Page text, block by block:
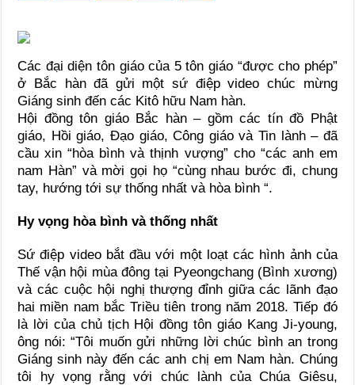
Các đại diện tôn giáo của 5 tôn giáo “được cho phép”
ở Bắc hàn đã gửi một sứ điệp video chúc mừng
Giáng sinh đến các Kitô hữu Nam hàn.
Hội đồng tôn giáo Bắc hàn – gồm các tín đồ Phật
giáo, Hồi giáo, Đạo giáo, Công giáo và Tin lành – đã
cầu xin “hòa bình và thịnh vượng” cho “các anh em
nam Hàn” và mời gọi họ “cùng nhau bước đi, chung
tay, hướng tới sự thống nhất và hòa bình “.
Hy vọng hòa bình và thống nhất
Sứ điệp video bắt đầu với một loạt các hình ảnh của
Thế vận hội mùa đông tại Pyeongchang (Bình xương)
và các cuộc hội nghị thượng đỉnh giữa các lãnh đạo
hai miền nam bắc Triều tiên trong năm 2018. Tiếp đó
là lời của chủ tịch Hội đồng tôn giáo Kang Ji-young,
ông nói: “Tôi muốn gửi những lời chúc bình an trong
Giáng sinh này đến các anh chị em Nam hàn. Chúng
tôi hy vọng rằng với chúc lành của Chúa Giêsu,